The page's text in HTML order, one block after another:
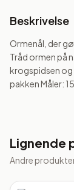
Beskrivelse
Ormenål, der
Tråd ormen på
krogspidsen
pakken Måler:
Lignende
Andre